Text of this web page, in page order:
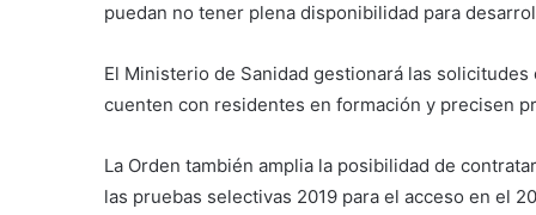
puedan no tener plena disponibilidad para
El Ministerio de Sanidad gestionará las
cuenten con residentes en formación y precisen
La Orden también amplia la posibilidad de
las pruebas selectivas 2019 para el acceso en el